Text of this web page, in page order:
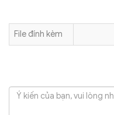
File đính kèm